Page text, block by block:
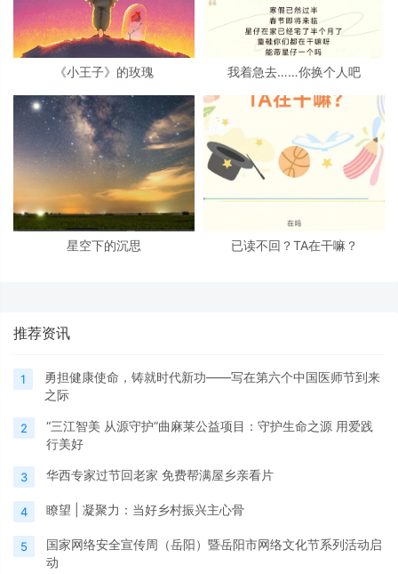
《小王子》的玫瑰 我着急去……你换个人吧
星空下的沉思 已读不回？TA在干嘛？
推荐资讯
1
勇担健康使命，铸就时代新功——写在第六个中国医师节到来
之际
2
“三江智美 从源守护”曲麻莱公益项目：守护生命之源 用爱践
行美好
3 华西专家过节回老家 免费帮满屋乡亲看片
4 瞭望 | 凝聚力：当好乡村振兴主心骨
5
国家网络安全宣传周（岳阳）暨岳阳市网络文化节系列活动启
动